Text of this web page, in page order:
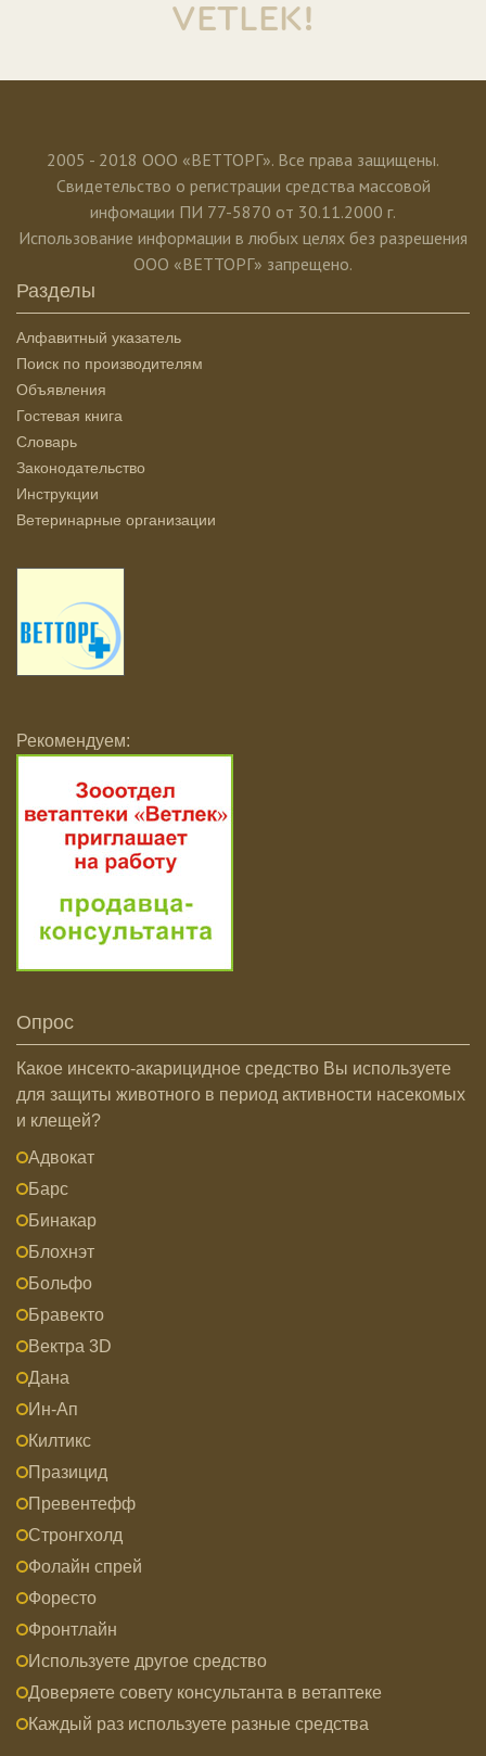
VETLEK!
2005 - 2018 ООО «ВЕТТОРГ». Все права защищены.
Свидетельство о регистрации средства массовой
инфомации ПИ 77-5870 от 30.11.2000 г.
Использование информации в любых целях без разрешения
ООО «ВЕТТОРГ» запрещено.
Разделы
Алфавитный указатель
Поиск по производителям
Объявления
Гостевая книга
Словарь
Законодательство
Инструкции
Ветеринарные организации
Рекомендуем:
Опрос
Какое инсекто-акарицидное средство Вы используете
для защиты животного в период активности насекомых
и клещей?
Адвокат
Барс
Бинакар
Блохнэт
Больфо
Бравекто
Вектра 3D
Дана
Ин-Ап
Килтикс
Празицид
Превентефф
Стронгхолд
Фолайн спрей
Форесто
Фронтлайн
Используете другое средство
Доверяете совету консультанта в ветаптеке
Каждый раз используете разные средства